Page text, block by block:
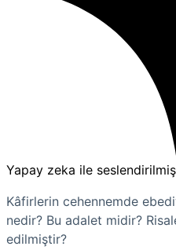
Yapay zeka ile
Kâfirlerin cehennemde
nedir? Bu adalet midir?
edilmiştir?